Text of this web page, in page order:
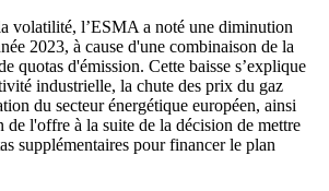
volatilité, l’ESMA a noté une diminution
2023, à cause d'une combinaison de la
quotas d'émission. Cette baisse s’explique
industrielle, la chute des prix du gaz
du secteur énergétique européen, ainsi
de l'offre à la suite de la décision de mettre
supplémentaires pour financer le plan